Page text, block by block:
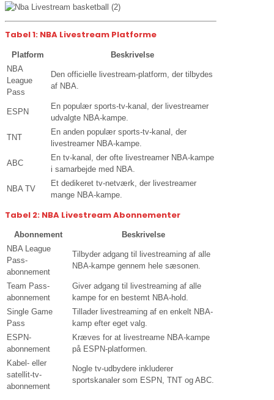
Tabel 1: NBA Livestream Platforme
Platform
Beskrivelse
NBA
League
Pass
Den officielle livestream-platform, der tilbydes
af NBA.
ESPN
En populær sports-tv-kanal, der livestreamer
udvalgte NBA-kampe.
TNT
En anden populær sports-tv-kanal, der
livestreamer NBA-kampe.
ABC
En tv-kanal, der ofte livestreamer NBA-kampe
i samarbejde med NBA.
NBA TV
Et dedikeret tv-netværk, der livestreamer
mange NBA-kampe.
Tabel 2: NBA Livestream Abonnementer
Abonnement
Beskrivelse
NBA League
Pass-
abonnement
Tilbyder adgang til livestreaming af alle
NBA-kampe gennem hele sæsonen.
Team Pass-
abonnement
Giver adgang til livestreaming af alle
kampe for en bestemt NBA-hold.
Single Game
Pass
Tillader livestreaming af en enkelt NBA-
kamp efter eget valg.
ESPN-
abonnement
Kræves for at livestreame NBA-kampe
på ESPN-platformen.
Kabel- eller
satellit-tv-
abonnement
Nogle tv-udbydere inkluderer
sportskanaler som ESPN, TNT og ABC.